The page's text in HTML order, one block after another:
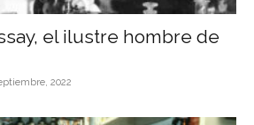
el ilustre hombre de
2022